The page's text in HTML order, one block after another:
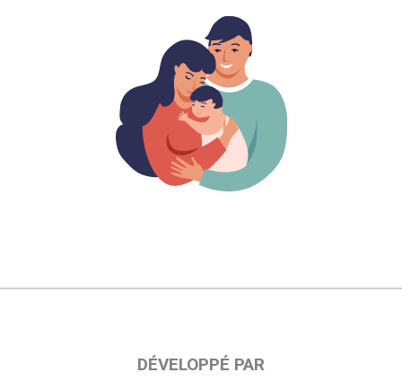
DÉVELOPPÉ PAR